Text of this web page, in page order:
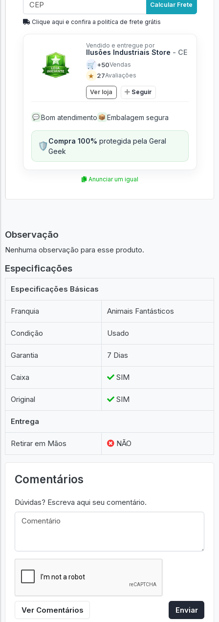
Calcular Frete
Clique aqui e confira a politíca de frete grátis
Vendido e entregue por
Ilusões Industriais Store - CE
🛒 +50Vendas
★ 27Avaliações
Ver loja Seguir
💬 Bom atendimento 📦 Embalagem segura
🛡️Compra 100% protegida pela Geral
Geek
Anunciar um igual
Observação
Nenhuma observação para esse produto.
Especificações
Especificações Básicas
Franquia Animais Fantásticos
Condição Usado
Garantia 7 Dias
Caixa SIM
Original SIM
Entrega
Retirar em Mãos NÃO
Comentários
Dúvidas? Escreva aqui seu comentário.
Ver Comentários Enviar